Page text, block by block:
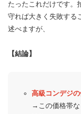
たったこれだけです。
守れば大きく失敗する
述べますが、
【結論】
高級コンデジ
→この価格帯な